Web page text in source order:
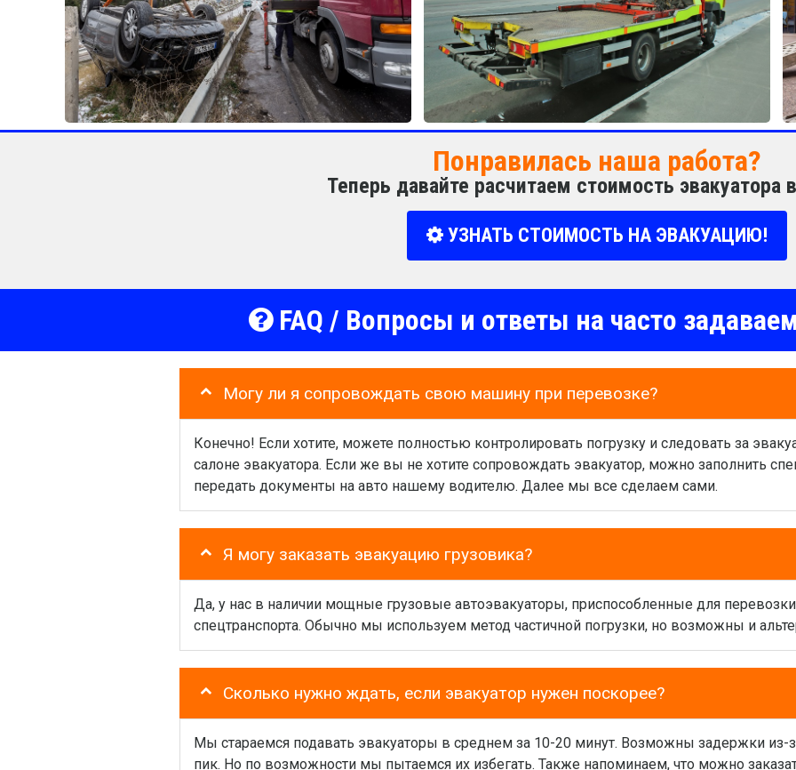
Понравилась наша работа?
Теперь давайте расчитаем стоимость эвакуатора
УЗНАТЬ СТОИМОСТЬ НА ЭВАКУАЦИЮ!
FAQ / Вопросы и ответы на часто
Могу ли я сопровождать свою машину при перевозке?
Конечно! Если хотите, можете полностью контролировать погрузку и следовать за
салоне эвакуатора. Если же вы не хотите сопровождать эвакуатор, можно заполнить
передать документы на авто нашему водителю. Далее мы все сделаем сами.
Я могу заказать эвакуацию грузовика?
Да, у нас в наличии мощные грузовые автоэвакуаторы, приспособленные для
спецтранспорта. Обычно мы используем метод частичной погрузки, но возможны и
Сколько нужно ждать, если эвакуатор нужен поскорее?
Мы стараемся подавать эвакуаторы в среднем за 10-20 минут. Возможны задержки из-
пик. Но по возможности мы пытаемся их избегать. Также напоминаем, что можно